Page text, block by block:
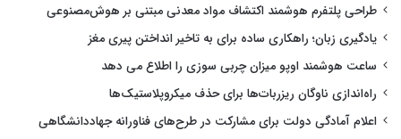
طراحی پلتفرم هوشمند اکتشاف مواد معدنی مبتنی بر هوش‌مصنوعی
یادگیری زبان؛ راهکاری ساده برای به تاخیر انداختن پیری مغز
ساعت هوشمند اوپو میزان چربی سوزی را اطلاع می دهد
راه‌اندازی ناوگان ریزربات‌ها برای حذف میکروپلاستیک‌ها
اعلام آمادگی دولت برای مشارکت در طرح‌های فناورانه جهاددانشگاهی